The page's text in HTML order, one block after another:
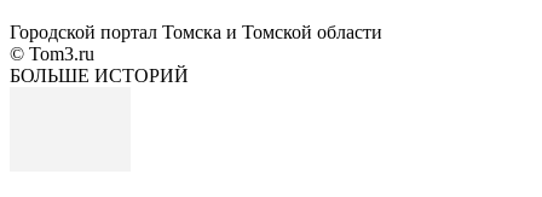
Городской портал Томска и Томской области
© Tom3.ru
БОЛЬШЕ ИСТОРИЙ